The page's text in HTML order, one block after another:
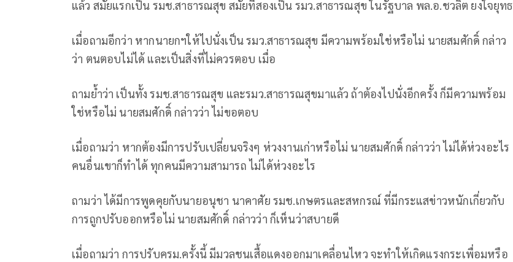
แล้ว สมัยแรกเป็น รมช.สาธารณสุข สมัยที่สองเป็น รมว.สาธารณสุข ในรัฐบาล พล.อ.ชวลิต ยงใจยุทธ
เมื่อถามอีกว่า หากนายกฯให้ไปนั่งเป็น รมว.สาธารณสุข มีความพร้อมใช่หรือไม่ นายสมศักดิ์ กล่าว
ว่า ตนตอบไม่ได้ และเป็นสิ่งที่ไม่ควรตอบ เมื่อ
ถามย้ำว่า เป็นทั้ง รมช.สาธารณสุข และรมว.สาธารณสุขมาแล้ว ถ้าต้องไปนั่งอีกครั้ง ก็มีความพร้อม
ใช่หรือไม่ นายสมศักดิ์ กล่าวว่า ไม่ขอตอบ
เมื่อถามว่า หากต้องมีการปรับเปลี่ยนจริงๆ ห่วงงานเก่าหรือไม่ นายสมศักดิ์ กล่าวว่า ไม่ได้ห่วงอะไร
คนอื่นเขาก็ทำได้ ทุกคนมีความสามารถ ไม่ได้ห่วงอะไร
ถามว่า ได้มีการพูดคุยกับนายอนุชา นาคาศัย รมช.เกษตรและสหกรณ์ ที่มีกระแสข่าวหนักเกี่ยวกับ
การถูกปรับออกหรือไม่ นายสมศักดิ์ กล่าวว่า ก็เห็นว่าสบายดี
เมื่อถามว่า การปรับครม.ครั้งนี้ มีมวลชนเสื้อแดงออกมาเคลื่อนไหว จะทำให้เกิดแรงกระเพื่อมหรือ